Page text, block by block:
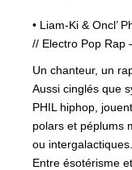
• Liam-Ki & Oncl’
// Electro Pop Rap
Un chanteur, un
Aussi cinglés que
PHIL hiphop,
polars et péplums
ou intergalactiques.
Entre ésotérisme